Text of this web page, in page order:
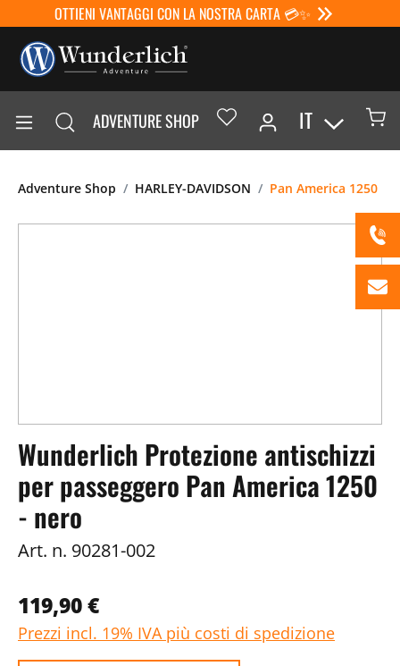
OTTIENI VANTAGGI CON LA NOSTRA CARTA 💳✨
ADVENTURE SHOP IT
Adventure Shop HARLEY-DAVIDSON Pan America 1250
Wunderlich Protezione antischizzi
per passeggero Pan America 1250
- nero
Art. n. 90281-002
119,90 €
Prezzi incl. 19% IVA più costi di spedizione